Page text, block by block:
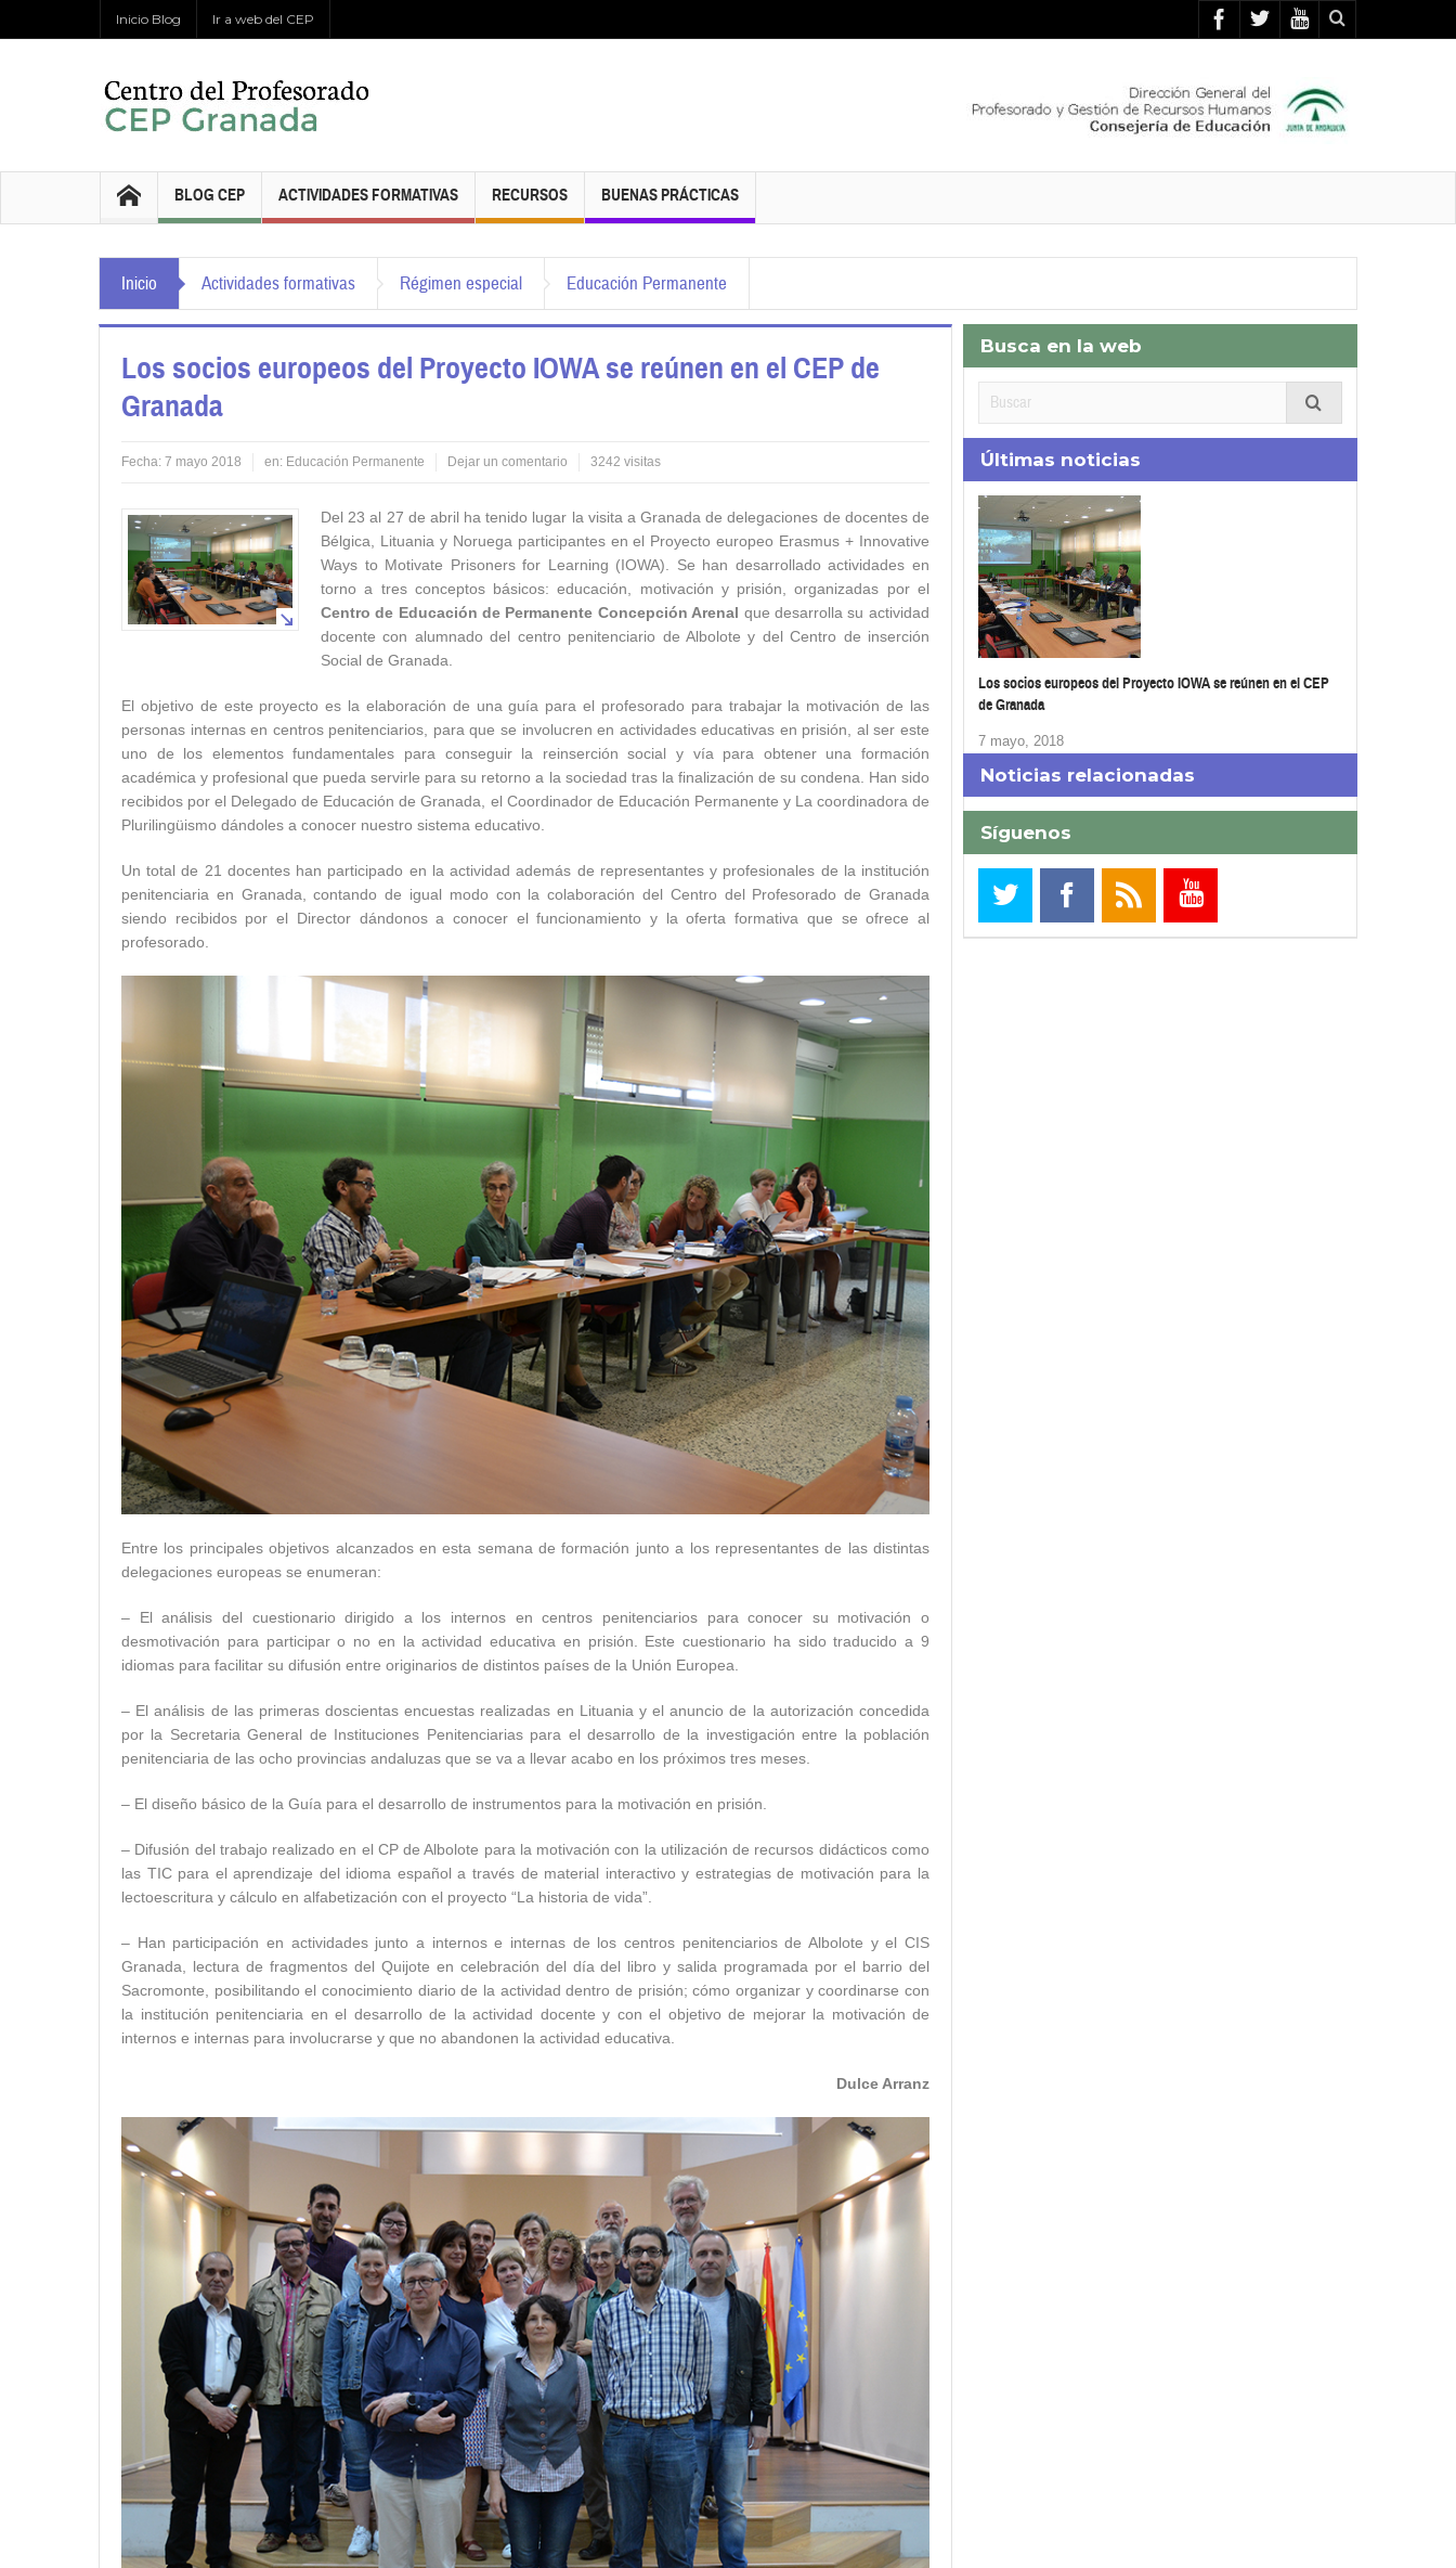
Inicio Blog Ir a web del CEP
BLOG CEP ACTIVIDADES FORMATIVAS RECURSOS BUENAS PRÁCTICAS
Inicio Actividades formativas Régimen especial Educación Permanente
Los socios europeos del Proyecto IOWA se reúnen en el CEP de
Granada
Fecha: 7 mayo 2018 en: Educación Permanente Dejar un comentario 3242 visitas
Del 23 al 27 de abril ha tenido lugar la visita a Granada de delegaciones de docentes de
Bélgica, Lituania y Noruega participantes en el Proyecto europeo Erasmus + Innovative
Ways to Motivate Prisoners for Learning (IOWA). Se han desarrollado actividades en
torno a tres conceptos básicos: educación, motivación y prisión, organizadas por el
Centro de Educación de Permanente Concepción Arenal que desarrolla su actividad
docente con alumnado del centro penitenciario de Albolote y del Centro de inserción
Social de Granada.
El objetivo de este proyecto es la elaboración de una guía para el profesorado para trabajar la motivación de las
personas internas en centros penitenciarios, para que se involucren en actividades educativas en prisión, al ser este
uno de los elementos fundamentales para conseguir la reinserción social y vía para obtener una formación
académica y profesional que pueda servirle para su retorno a la sociedad tras la finalización de su condena. Han sido
recibidos por el Delegado de Educación de Granada, el Coordinador de Educación Permanente y La coordinadora de
Plurilingüismo dándoles a conocer nuestro sistema educativo.
Un total de 21 docentes han participado en la actividad además de representantes y profesionales de la institución
penitenciaria en Granada, contando de igual modo con la colaboración del Centro del Profesorado de Granada
siendo recibidos por el Director dándonos a conocer el funcionamiento y la oferta formativa que se ofrece al
profesorado.
Entre los principales objetivos alcanzados en esta semana de formación junto a los representantes de las distintas
delegaciones europeas se enumeran:
– El análisis del cuestionario dirigido a los internos en centros penitenciarios para conocer su motivación o
desmotivación para participar o no en la actividad educativa en prisión. Este cuestionario ha sido traducido a 9
idiomas para facilitar su difusión entre originarios de distintos países de la Unión Europea.
– El análisis de las primeras doscientas encuestas realizadas en Lituania y el anuncio de la autorización concedida
por la Secretaria General de Instituciones Penitenciarias para el desarrollo de la investigación entre la población
penitenciaria de las ocho provincias andaluzas que se va a llevar acabo en los próximos tres meses.
– El diseño básico de la Guía para el desarrollo de instrumentos para la motivación en prisión.
– Difusión del trabajo realizado en el CP de Albolote para la motivación con la utilización de recursos didácticos como
las TIC para el aprendizaje del idioma español a través de material interactivo y estrategias de motivación para la
lectoescritura y cálculo en alfabetización con el proyecto “La historia de vida”.
– Han participación en actividades junto a internos e internas de los centros penitenciarios de Albolote y el CIS
Granada, lectura de fragmentos del Quijote en celebración del día del libro y salida programada por el barrio del
Sacromonte, posibilitando el conocimiento diario de la actividad dentro de prisión; cómo organizar y coordinarse con
la institución penitenciaria en el desarrollo de la actividad docente y con el objetivo de mejorar la motivación de
internos e internas para involucrarse y que no abandonen la actividad educativa.
Dulce Arranz
Busca en la web
Últimas noticias
Los socios europeos del Proyecto IOWA se reúnen en el CEP
de Granada
7 mayo, 2018
Noticias relacionadas
Síguenos